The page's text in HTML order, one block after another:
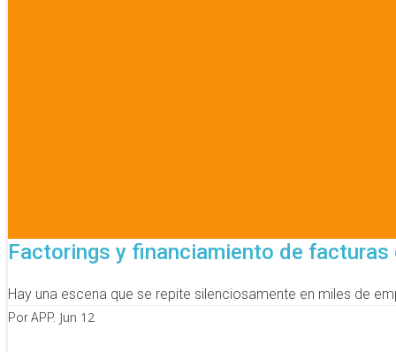
Factorings y financiamiento de
Hay una escena que se repite silenciosamente en miles de
Por APP. Jun 12